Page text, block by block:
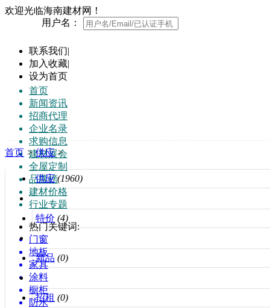
欢迎光临海南建材网！
用户名：
联系我们|
加入收藏|
设为首页
首页
新闻资讯
招商代理
企业名录
求购信息
建材展会
全屋定制
品牌榜
建材价格
行业专题
热门关键词:
门窗
地板
家具
涂料
橱柜
防水
首页 > 供应 >
供应 (1960)
特价 (4)
新品 (0)
招租 (0)